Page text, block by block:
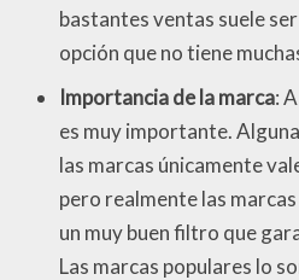
bastantes ventas suele
opción que no tiene
Importancia de la marca:
es muy importante.
las marcas únicamente
pero realmente las
un muy buen filtro que
Las marcas populares lo